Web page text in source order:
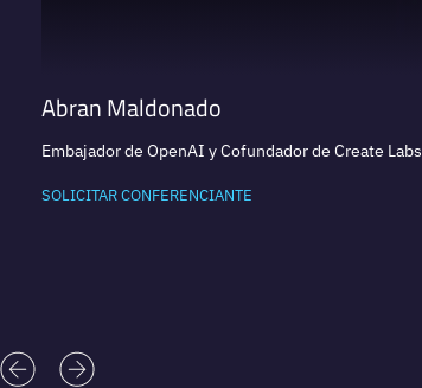
Abran Maldonado
Embajador de OpenAI y Cofundador de Create Labs
SOLICITAR CONFERENCIANTE